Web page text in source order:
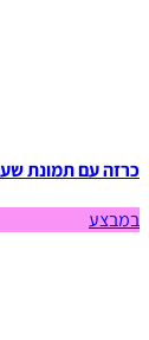
כרזה עם תמונת
במבצע